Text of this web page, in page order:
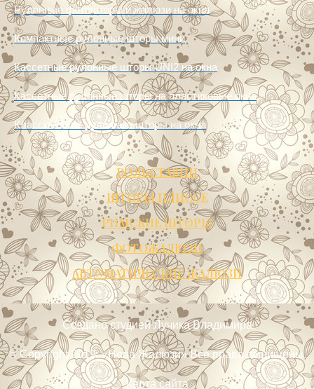
Компактные рулонные шторы мини
Кассетные рулонные шторы UNI2 на окна
Кассетные рулонные шторы на пластиковые окна
Классические рулонные шторы на окна
РОЛЬСТАВНИ
ШТОРЫ ПЛИССЕ
РИМСКИЕ ШТОРЫ
ФОТОЖАЛЮЗИ
АВТОМАТИЧЕСКИЕ ЖАЛЮЗИ
Созданостудией Лучика Владимира
© Copyright 2019. «Нова Жалюзи» Все права защищены.
Карта сайта